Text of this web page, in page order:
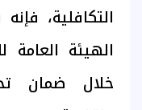
التكافلية،
الهيئة
خلال ضمان